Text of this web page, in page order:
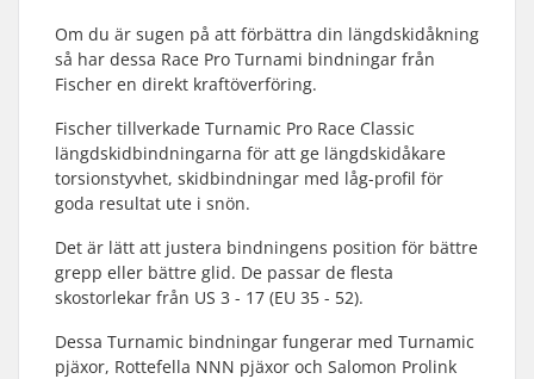
Om du är sugen på att förbättra din längdskidåkning
så har dessa Race Pro Turnami bindningar från
Fischer en direkt kraftöverföring.
Fischer tillverkade Turnamic Pro Race Classic
längdskidbindningarna för att ge längdskidåkare
torsionstyvhet, skidbindningar med låg-profil för
goda resultat ute i snön.
Det är lätt att justera bindningens position för bättre
grepp eller bättre glid. De passar de flesta
skostorlekar från US 3 - 17 (EU 35 - 52).
Dessa Turnamic bindningar fungerar med Turnamic
pjäxor, Rottefella NNN pjäxor och Salomon Prolink